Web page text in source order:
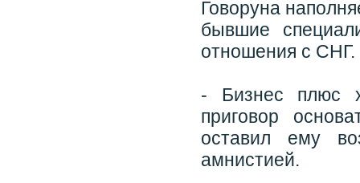
Говоруна
бывшие
отношения с СНГ.
- Бизнес плюс
приговор
оставил ему
амнистией.